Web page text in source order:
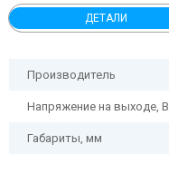
ДЕТАЛИ
Производитель
Напряжение на выходе, В
Габариты, мм